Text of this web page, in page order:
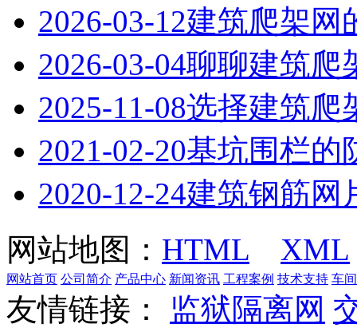
2026-03-12建筑爬架网
2026-03-04聊聊建筑爬
2025-11-08选择建筑爬
2021-02-20基坑围栏的
2020-12-24建筑钢筋网
网站地图： HTML XML
网站首页 公司简介 产品中心 新闻资讯 工程案例 技术支持 车
友情链接： 监狱隔离网